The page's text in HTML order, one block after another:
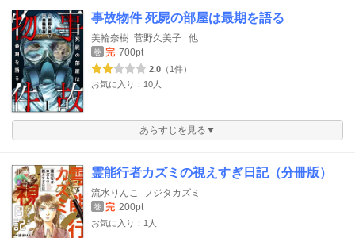
事故物件 死屍の部屋は最期を語る
美輪奈樹 菅野久美子 他
巻 完 700pt
2.0 （1件）
お気に入り：10人
あらすじを見る▼
霊能行者カズミの視えすぎ日記（分冊版）
流水りんこ フジタカズミ
巻 完 200pt
お気に入り：1人